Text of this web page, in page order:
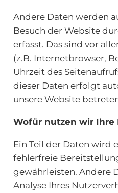
Andere Daten werden
Besuch der Website
erfasst. Das sind vor
(z.B. Internetbrowser,
Uhrzeit des
dieser Daten erfolgt
unsere Website
Wofür nutzen wir Ihre
Ein Teil der Daten wird
fehlerfreie
gewährleisten. Andere
Analyse Ihres